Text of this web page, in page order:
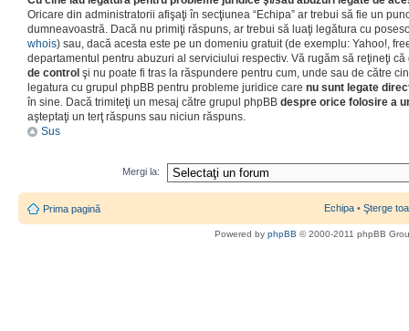
Oricare din administratorii afişaţi în secţiunea “Echipa” ar trebui să fie un
dumneavoastră. Dacă nu primiţi răspuns, ar trebui să luaţi legătura cu
whois) sau, dacă acesta este pe un domeniu gratuit (de exemplu: Yahoo!,
departamentul pentru abuzuri al serviciului respectiv. Vă rugăm să reţineţi
de control şi nu poate fi tras la răspundere pentru cum, unde sau de către
legatura cu grupul phpBB pentru probleme juridice care nu sunt legate
în sine. Dacă trimiteţi un mesaj către grupul phpBB despre orice folosire a
aşteptaţi un terţ răspuns sau niciun răspuns.
Sus
Mergi la:
Prima pagină Echipa • Şterge
Powered by phpBB © 2000-2011 phpBB